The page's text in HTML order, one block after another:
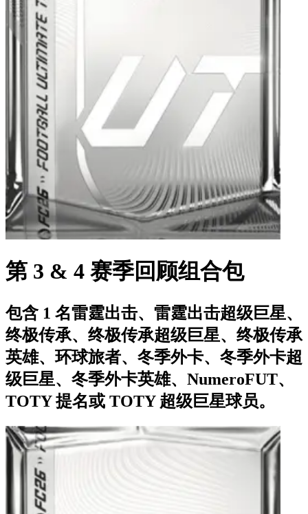
第 3 & 4 赛季回顾组合包
包含 1 名雷霆出击、雷霆出击超级巨星、
终极传承、终极传承超级巨星、终极传承
英雄、环球旅者、冬季外卡、冬季外卡超
级巨星、冬季外卡英雄、NumeroFUT、
TOTY 提名或 TOTY 超级巨星球员。